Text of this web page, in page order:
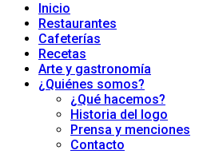
Inicio
Restaurantes
Cafeterías
Recetas
Arte y gastronomía
¿Quiénes somos?
¿Qué hacemos?
Historia del logo
Prensa y menciones
Contacto